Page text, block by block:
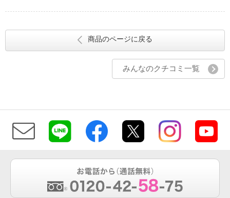
商品のページに戻る
みんなのクチコミ一覧